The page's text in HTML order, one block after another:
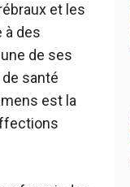
et les
à des
de ses
santé
est la